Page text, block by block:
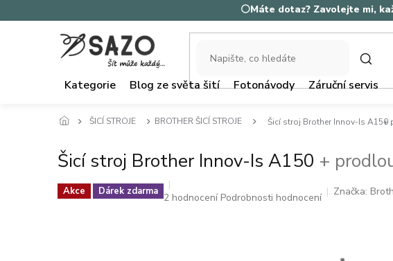
na
⚪Máte dotaz? Zavolejte mi,
HLEDAT
Kategorie Blog ze světa šití Fotonávody Záruční servis
ŠICÍ STROJE BROTHER ŠICÍ STROJE Šicí stroj Brother Innov-Is A150
+
Šicí stroj Brother Innov-Is A150 +
Akce Dárek zdarma Průměrné
2 hodnocení Podrobnosti hodnocení Značka: